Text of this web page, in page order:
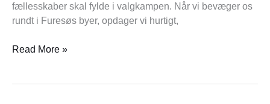
fællesskaber skal fylde i valgkampen. Når vi bevæger os
rundt i Furesøs byer, opdager vi hurtigt,
Read More »